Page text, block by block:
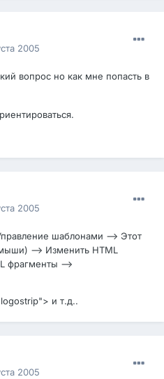
2005
вопрос но как мне попасть в
2005
шаблонами --> Этот
--> Изменить HTML
фрагменты -->
и т.д..
2005